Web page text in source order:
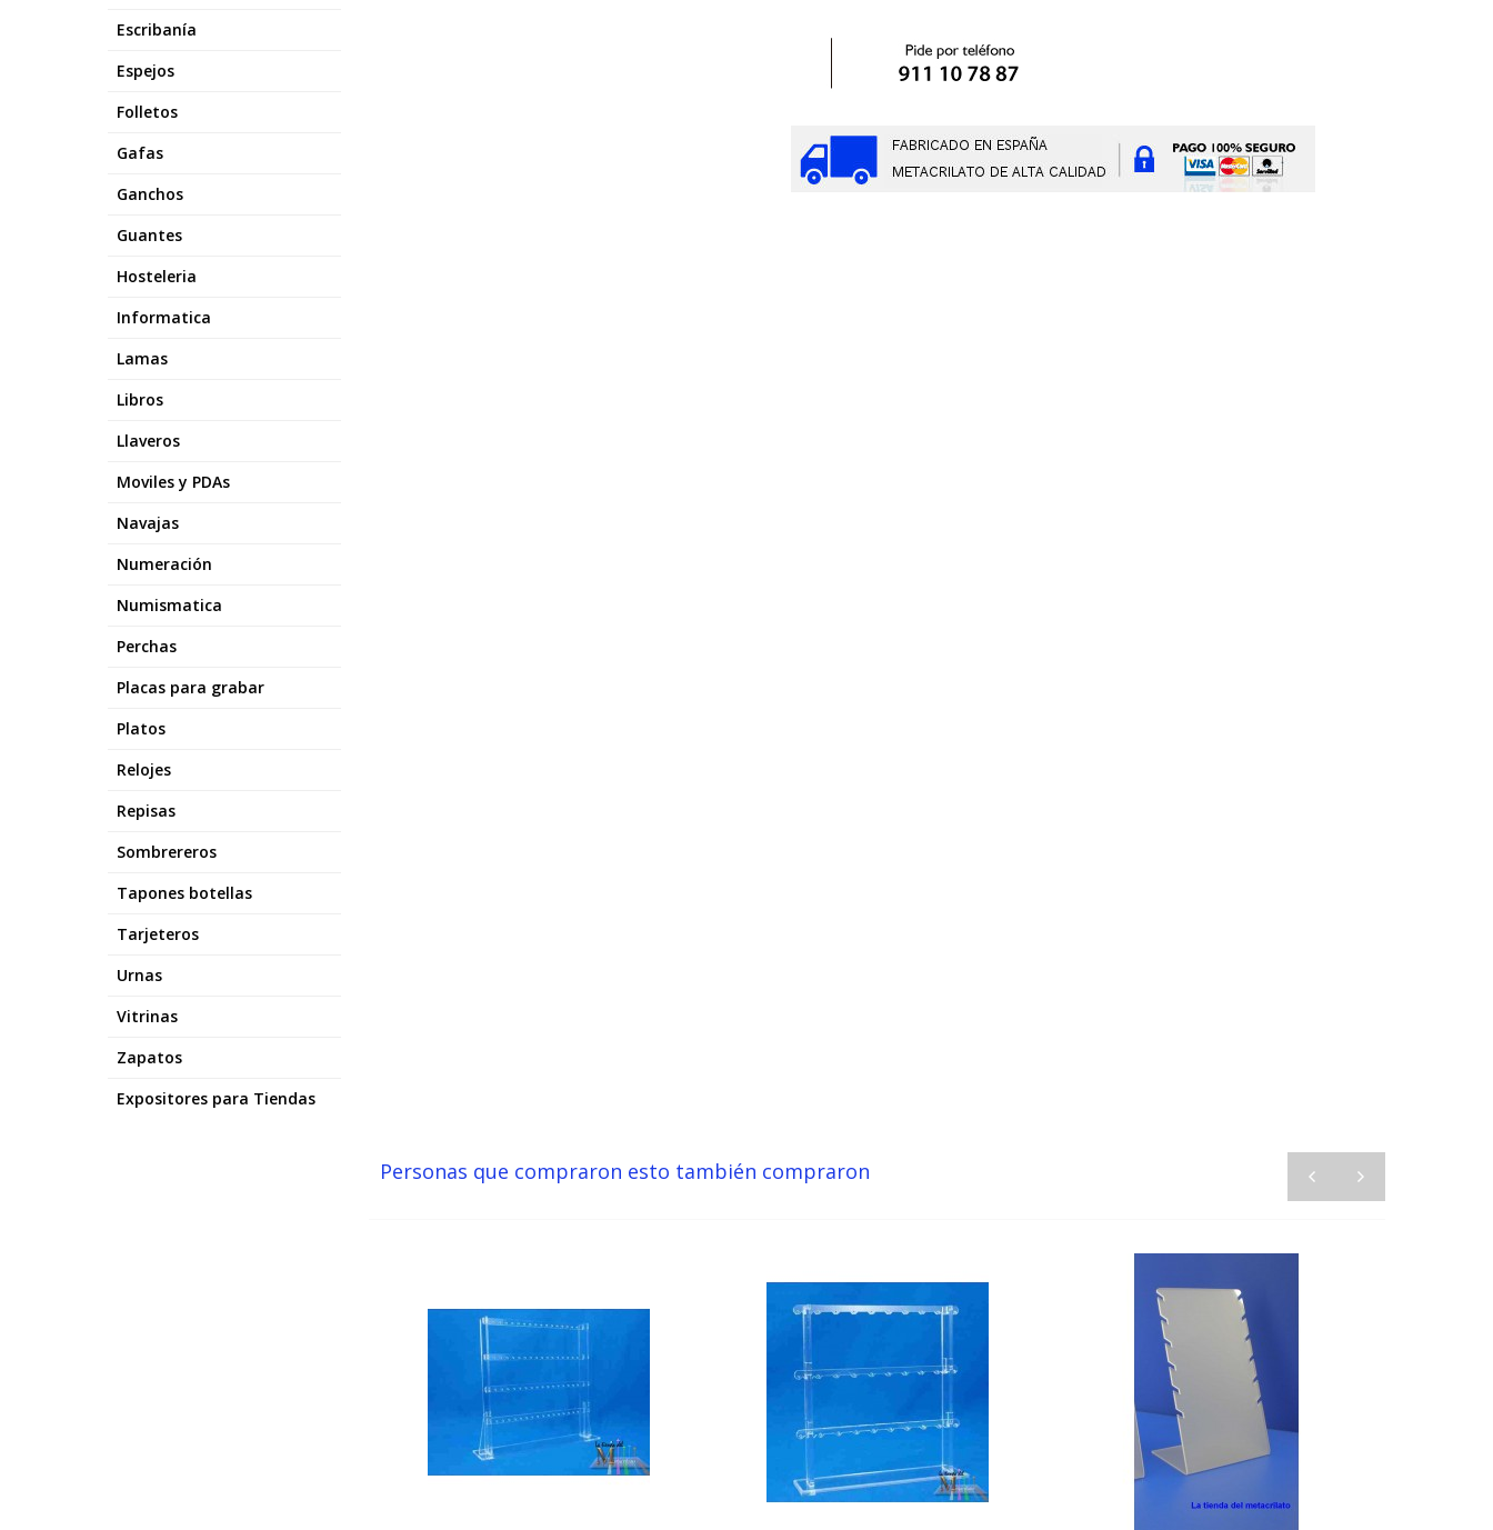
Escribanía
Espejos
Folletos
Gafas
Ganchos
Guantes
Hosteleria
Informatica
Lamas
Libros
Llaveros
Moviles y PDAs
Navajas
Numeración
Numismatica
Perchas
Placas para grabar
Platos
Relojes
Repisas
Sombrereros
Tapones botellas
Tarjeteros
Urnas
Vitrinas
Zapatos
Expositores para Tiendas
Personas que compraron esto también compraron